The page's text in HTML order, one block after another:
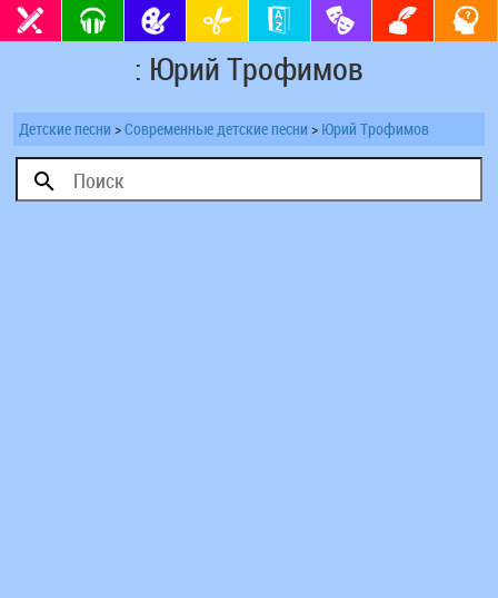
: Юрий Трофимов
Детские песни >Современные детские песни > Юрий Трофимов